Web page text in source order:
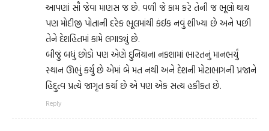
આપણાં સૌ જેવા માણસ જ છે. વળી જે કામ કરે તેની જ ભૂલો થાય
પણ મોદીજી પોતાની દરેક ભૂલમાંથી કંઈક નવું શીખ્યા છે અને પછી
તેને દેશહિતમાં કામે લગાડ્યું છે.
બીજું બધું છોડો પણ એણે દુનિયાના નકશામાં ભારતનું માનભર્યું
સ્થાન ઊભું કર્યું છે એમાં બે મત નથી અને દેશની મોટાભાગની પ્રજાને
હિદુત્વ પ્રત્યે જાગૃત કર્યા છે એ પણ એક સત્ય હકીકત છે.
Reply